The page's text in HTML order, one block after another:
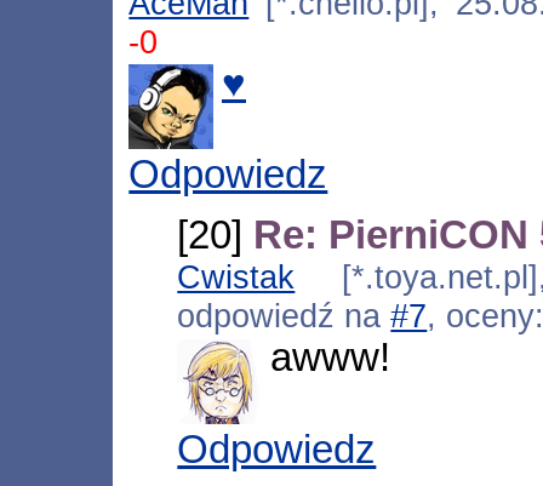
-0
♥
Odpowiedz
[20] Re: PierniCON
Cwistak
odpowiedź na#7,
awww!
Odpowiedz